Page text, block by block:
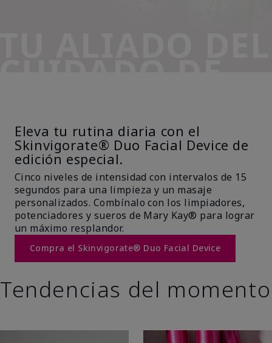
Eleva tu rutina diaria con el
Skinvigorate® Duo Facial Device de
edición especial.
Cinco niveles de intensidad con intervalos de 15
segundos para una limpieza y un masaje
personalizados. Combínalo con los limpiadores,
potenciadores y sueros de Mary Kay® para lograr
un máximo resplandor.
Compra el Skinvigorate® Duo Facial Device
Tendencias del momento